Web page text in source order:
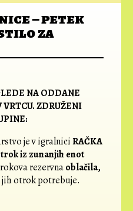
– petek
za
NA ODDANE
ZDRUŽENI
je v igralniciRAČKA
iz zunanjih enot
rezervnaoblačila,
otrok potrebuje.